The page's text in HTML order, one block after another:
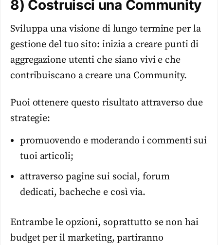
8) Costruisci una Community
Sviluppa una visione di lungo termine per la
gestione del tuo sito: inizia a creare punti di
aggregazione utenti che siano vivi e che
contribuiscano a creare una Community.
Puoi ottenere questo risultato attraverso due
strategie:
promuovendo e moderando i commenti sui
tuoi articoli;
attraverso pagine sui social, forum
dedicati, bacheche e così via.
Entrambe le opzioni, soprattutto se non hai
budget per il marketing, partiranno